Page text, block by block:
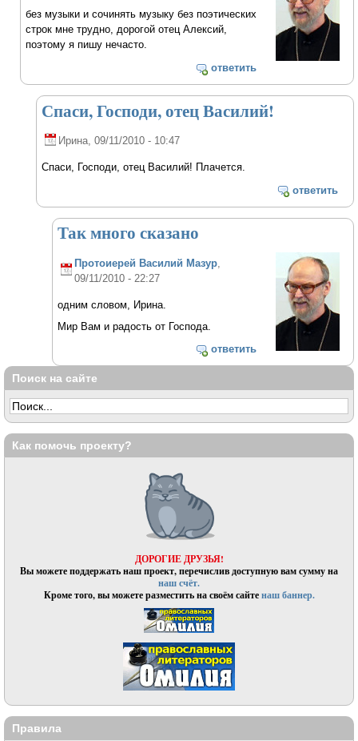
без музыки и сочинять музыку без поэтических
строк мне трудно, дорогой отец Алексий,
поэтому я пишу нечасто.
ответить
Спаси, Господи, отец Василий!
Ирина, 09/11/2010 - 10:47
Спаси, Господи, отец Василий! Плачется.
ответить
Так много сказано
Протоиерей Василий Мазур,
09/11/2010 - 22:27
одним словом, Ирина.
Мир Вам и радость от Господа.
ответить
Поиск на сайте
Как помочь проекту?
ДОРОГИЕ ДРУЗЬЯ!
Вы можете поддержать наш проект, перечислив доступную вам сумму на
наш счёт.
Кроме того, вы можете разместить на своём сайтенаш баннер.
Правила